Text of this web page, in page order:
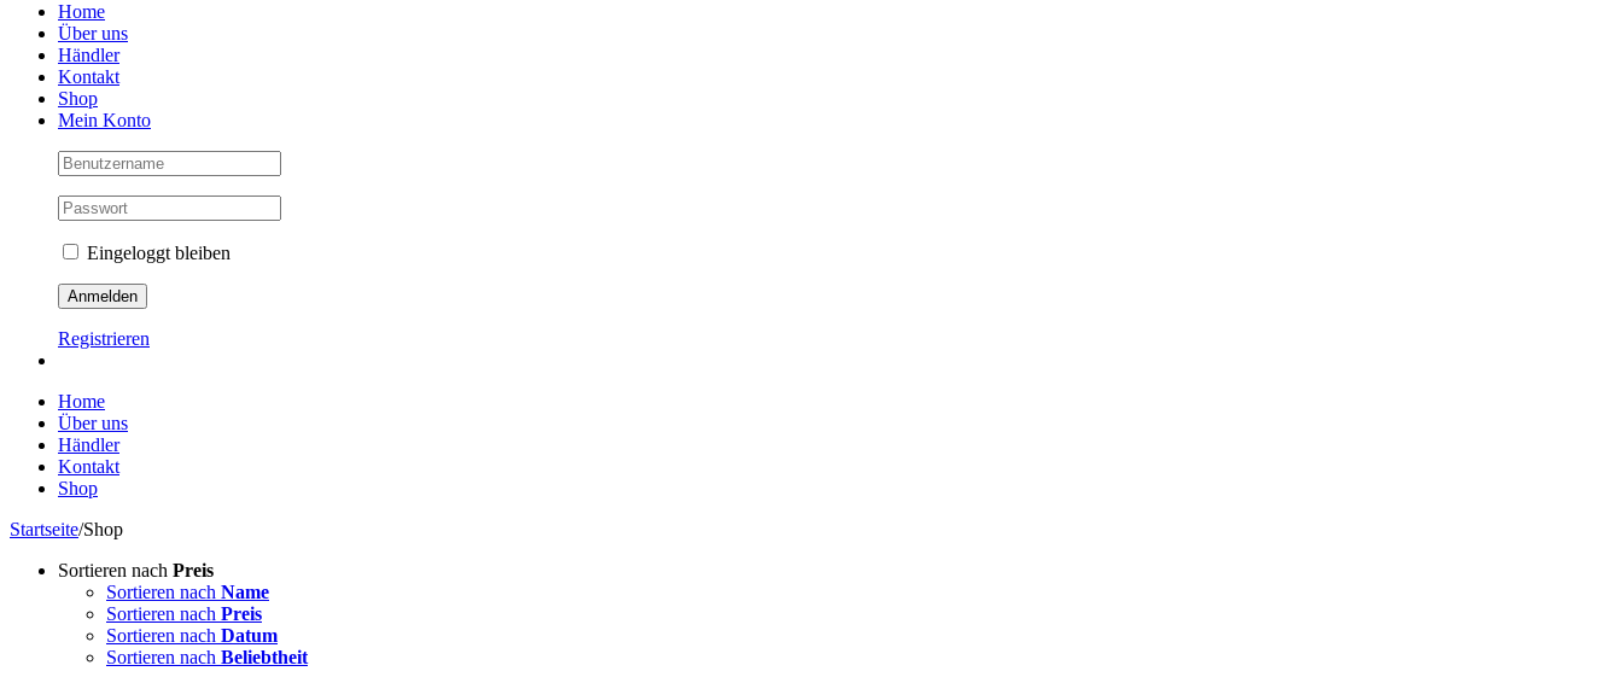
Home
Über uns
Händler
Kontakt
Shop
Mein Konto
Eingeloggt bleiben
Registrieren
Home
Über uns
Händler
Kontakt
Shop
Startseite/Shop
Sortieren nach Preis
Sortieren nach Name
Sortieren nach Preis
Sortieren nach Datum
Sortieren nach Beliebtheit